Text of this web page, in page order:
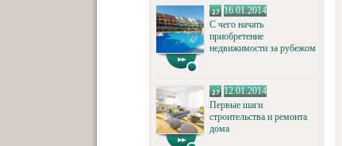
16.01.2014
С чего начать
приобретение
недвижимости за рубежом
12.01.2014
Первые шаги
строительства и ремонта
дома